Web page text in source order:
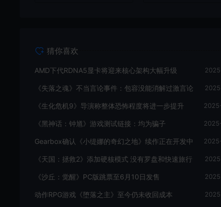
猜你喜欢
AMD下代RDNA5显卡将迎来核心架构大幅升级
《失落之魂》不当言论事件：包容没能消解过激言论
《生化危机9》导演称整体恐怖程度将进一步提升
《黑神话：钟馗》游戏测试链接：均为骗子
Gearbox确认《小缇娜的奇幻之地》续作正在开发中
《天国：拯救2》添加硬核模式 没有罗盘和快速旅行
《沙丘：觉醒》PC版跳票至6月10日发售
动作RPG游戏《堕落之主》至今仍未收回成本